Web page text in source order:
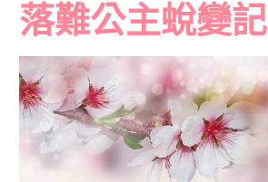
落難公主蛻變記